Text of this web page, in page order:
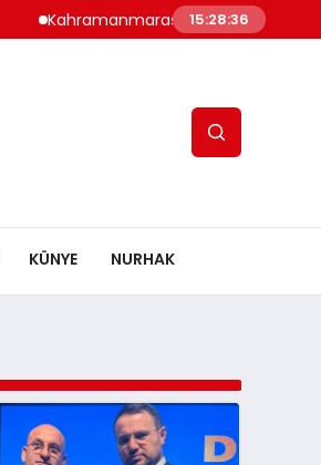
Kahramanmaraş’ta Altyapı Çoşkusu:
15:28:38
KÜNYE NURHAK